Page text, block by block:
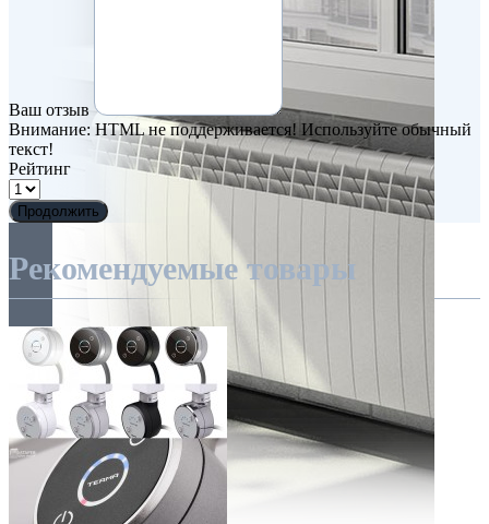
Ваш отзыв
Внимание: HTML не поддерживается! Используйте обычный
текст!
Рейтинг
Продолжить
Рекомендуемые товары